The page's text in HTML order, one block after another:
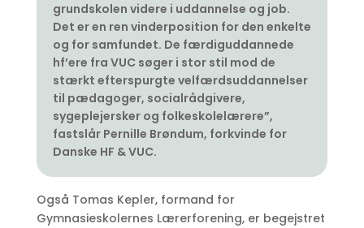
grundskolen videre i uddannelse og job.
Det er en ren vinderposition for den enkelte
og for samfundet. De færdiguddannede
hf’ere fra VUC søger i stor stil mod de
stærkt efterspurgte velfærdsuddannelser
til pædagoger, socialrådgivere,
sygeplejersker og folkeskolelærere”,
fastslår Pernille Brøndum, forkvinde for
Danske HF & VUC.
Også Tomas Kepler, formand for
Gymnasieskolernes Lærerforening, er begejstret